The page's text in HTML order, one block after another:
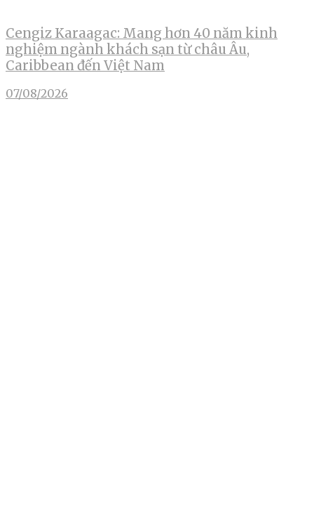
Cengiz Karaagac: Mang hơn 40 năm kinh
nghiệm ngành khách sạn từ châu Âu,
Caribbean đến Việt Nam
07/08/2026